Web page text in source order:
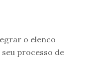
o elenco
processo de